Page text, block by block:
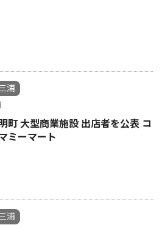
浦
町 大型商業施設 出店者を公表 コ
ミーマート
浦